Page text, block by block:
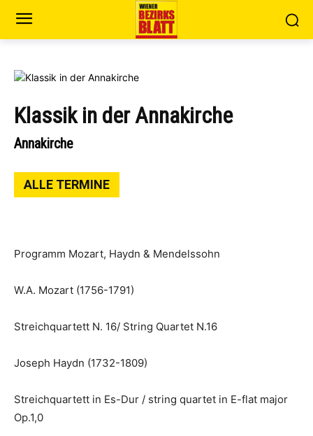
Klassik in der Annakirche
Annakirche
ALLE TERMINE
Programm Mozart, Haydn & Mendelssohn
W.A. Mozart (1756-1791)
Streichquartett N. 16/ String Quartet N.16
Joseph Haydn (1732-1809)
Streichquartett in Es-Dur / string quartet in E-flat major
Op.1,0